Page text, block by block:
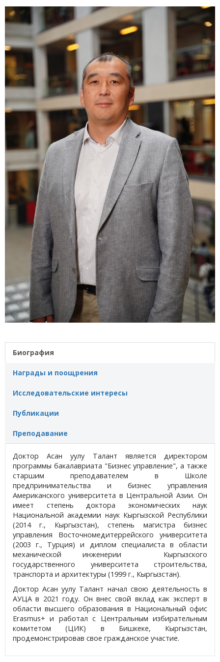
Биография
Награды и поощрения
Исследовательские интересы
Публикации
Преподавание
Доктор Асан уулу Талант является директором
программы бакалавриата "Бизнес управление", а также
старшим преподавателем в Школе
предпринимательства и бизнес управления
Американского университета в Центральной Азии. Он
имеет степень доктора экономических наук
Национальной академии наук Кыргызской Республики
(2014 г., Кыргызстан), степень магистра бизнес
управления Восточномедитеррейского университета
(2003 г., Турция) и диплом специалиста в области
механической инженерии Кыргызского
государственного университета строительства,
транспорта и архитектуры (1999 г., Кыргызстан).
Доктор Асан уулу Талант начал свою деятельность в
АУЦА в 2021 году. Он внес свой вклад как эксперт в
области высшего образования в Национальный офис
Erasmus+ и работал с Центральным избирательным
комитетом (ЦИК) в Бишкеке, Кыргызстан,
продемонстрировав свое гражданское участие.